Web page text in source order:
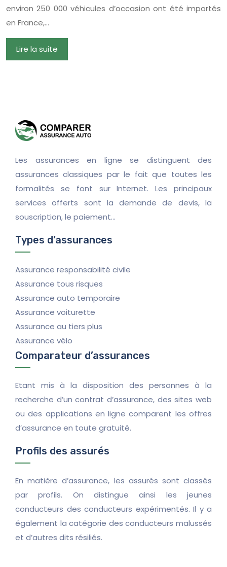
environ 250 000 véhicules d’occasion ont été importés
en France,…
Lire la suite
Les assurances en ligne se distinguent des
assurances classiques par le fait que toutes les
formalités se font sur Internet. Les principaux
services offerts sont la demande de devis, la
souscription, le paiement…
Types d’assurances
Assurance responsabilité civile
Assurance tous risques
Assurance auto temporaire
Assurance voiturette
Assurance au tiers plus
Assurance vélo
Comparateur d’assurances
Etant mis à la disposition des personnes à la
recherche d’un contrat d’assurance, des sites web
ou des applications en ligne comparent les offres
d’assurance en toute gratuité.
Profils des assurés
En matière d’assurance, les assurés sont classés
par profils. On distingue ainsi les jeunes
conducteurs des conducteurs expérimentés. Il y a
également la catégorie des conducteurs malussés
et d’autres dits résiliés.